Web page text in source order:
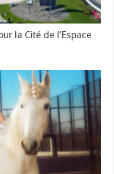
la Cité de l’Espace